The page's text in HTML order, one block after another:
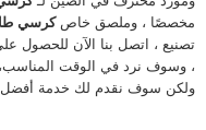
مخصصًا ، وملصق خاصكرسي
تصنيع ، اتصل بنا الآن
، وسوف نرد في الوقت
ولكن سوف نقدم لك خدمة أفضل.